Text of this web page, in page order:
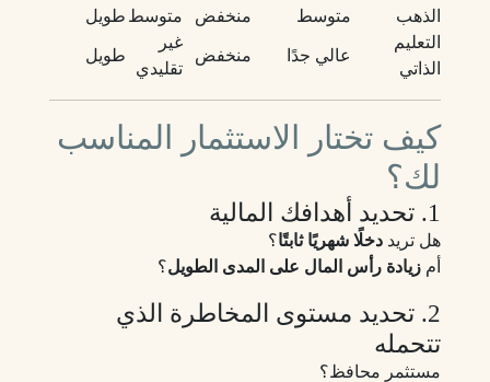
الذهب
متوسط منخفض متوسط طويل
التعليم
الذاتي
عالي جدًا منخفض
غير
تقليدي
طويل
كيف تختار الاستثمار المناسب
لك؟
1. تحديد أهدافك المالية
هل تريد دخلًا شهريًا ثابتًا؟
أم زيادة رأس المال على المدى الطويل؟
2. تحديد مستوى المخاطرة الذي
تتحمله
مستثمر محافظ؟